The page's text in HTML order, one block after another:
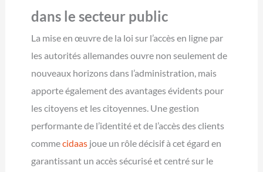
dans le secteur public
La mise en œuvre de la loi sur l’accès en ligne par
les autorités allemandes ouvre non seulement de
nouveaux horizons dans l’administration, mais
apporte également des avantages évidents pour
les citoyens et les citoyennes. Une gestion
performante de l’identité et de l’accès des clients
commecidaasjoue un rôle décisif à cet égard en
garantissant un accès sécurisé et centré sur le